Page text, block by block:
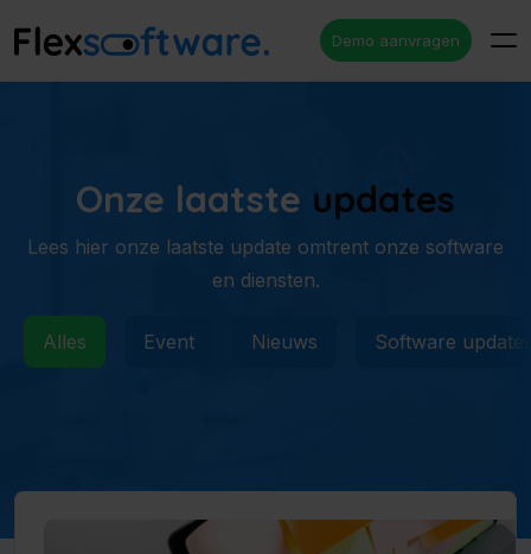
Demo aanvragen
Onze laatste updates
Lees hier onze laatste update omtrent onze software
en diensten.
Alles Event Nieuws Software